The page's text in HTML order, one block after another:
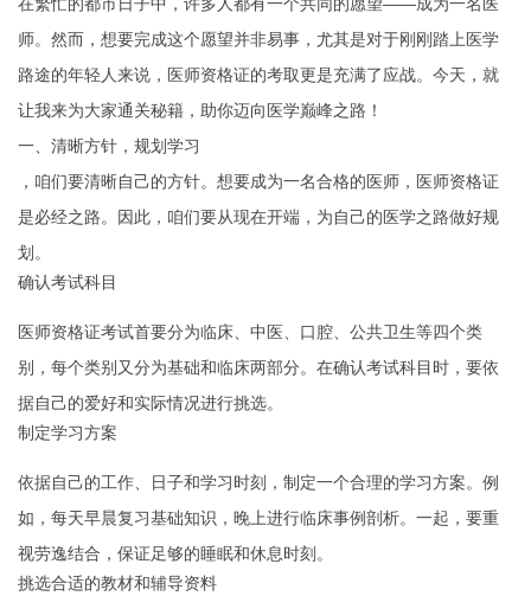
师。然而，想要完成这个愿望并非易事，尤其是对于刚刚踏上医学
路途的年轻人来说，医师资格证的考取更是充满了应战。今天，就
让我来为大家通关秘籍，助你迈向医学巅峰之路！
一、清晰方针，规划学习
，咱们要清晰自己的方针。想要成为一名合格的医师，医师资格证
是必经之路。因此，咱们要从现在开端，为自己的医学之路做好规
划。
确认考试科目
医师资格证考试首要分为临床、中医、口腔、公共卫生等四个类
别，每个类别又分为基础和临床两部分。在确认考试科目时，要依
据自己的爱好和实际情况进行挑选。
制定学习方案
依据自己的工作、日子和学习时刻，制定一个合理的学习方案。例
如，每天早晨复习基础知识，晚上进行临床事例剖析。一起，要重
视劳逸结合，保证足够的睡眠和休息时刻。
挑选合适的教材和辅导资料